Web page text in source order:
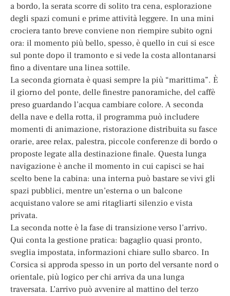
a bordo, la serata scorre di solito tra cena, esplorazione
degli spazi comuni e prime attività leggere. In una mini
crociera tanto breve conviene non riempire subito ogni
ora: il momento più bello, spesso, è quello in cui si esce
sul ponte dopo il tramonto e si vede la costa allontanarsi
fino a diventare una linea sottile.
La seconda giornata è quasi sempre la più “marittima”. È
il giorno del ponte, delle finestre panoramiche, del caffè
preso guardando l’acqua cambiare colore. A seconda
della nave e della rotta, il programma può includere
momenti di animazione, ristorazione distribuita su fasce
orarie, aree relax, palestra, piccole conferenze di bordo o
proposte legate alla destinazione finale. Questa lunga
navigazione è anche il momento in cui capisci se hai
scelto bene la cabina: una interna può bastare se vivi gli
spazi pubblici, mentre un’esterna o un balcone
acquistano valore se ami ritagliarti silenzio e vista
privata.
La seconda notte è la fase di transizione verso l’arrivo.
Qui conta la gestione pratica: bagaglio quasi pronto,
sveglia impostata, informazioni chiare sullo sbarco. In
Corsica si approda spesso in un porto del versante nord o
orientale, più logico per chi arriva da una lunga
traversata. L’arrivo può avvenire al mattino del terzo